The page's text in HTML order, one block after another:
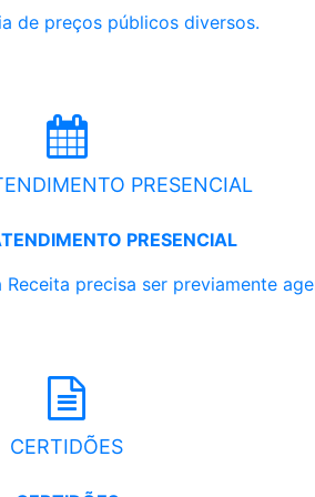
de preços públicos diversos.
PRESENCIAL
PRESENCIAL
precisa ser previamente
CERTIDÕES